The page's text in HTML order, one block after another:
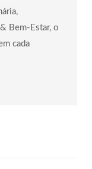
Bem-Estar, o
cada